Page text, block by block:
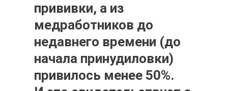
прививки, а из
медработников до
недавнего времени (до
начала принудиловки)
привилось менее 50%.